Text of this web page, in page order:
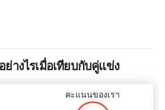
16 GB
1 core
1 GB
างไรเมื่อเทียบกับคู่แข่ง
คะแนนของเรา